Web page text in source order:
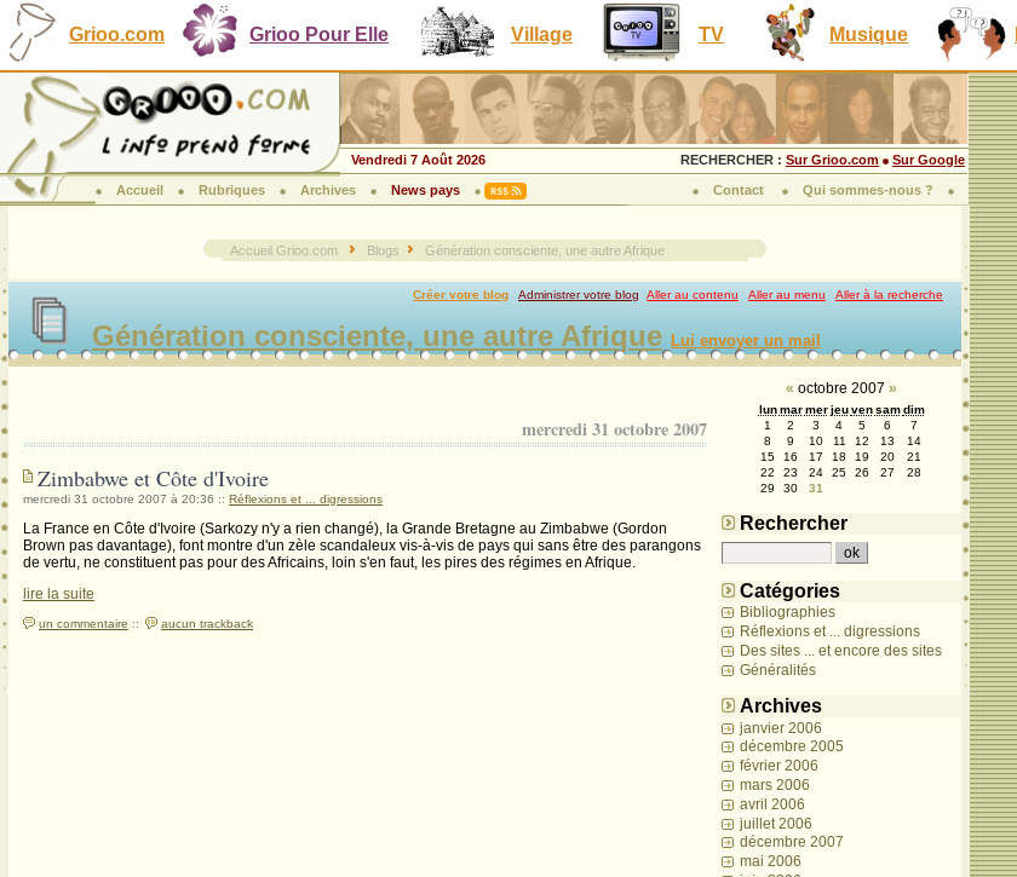
Grioo.com Grioo Pour Elle Village TV Musique
Vendredi 7 Août 2026 RECHERCHER : Sur Grioo.com Sur Google
Accueil Rubriques Archives News pays Contact Qui sommes-nous ?
Accueil Grioo.com Blogs Génération consciente, une autre Afrique
Génération consciente, une autre Afrique Lui envoyer un mail
Créer votre blog Administrer votre blog Aller au contenu Aller au menu Aller à la recherche
mercredi 31 octobre 2007
Zimbabwe et Côte d'Ivoire
mercredi 31 octobre 2007 à 20:36 :: Réflexions et ... digressions
La France en Côte d'Ivoire (Sarkozy n'y a rien changé), la Grande Bretagne au Zimbabwe (Gordon
Brown pas davantage), font montre d'un zèle scandaleux vis-à-vis de pays qui sans être des parangons
de vertu, ne constituent pas pour des Africains, loin s'en faut, les pires des régimes en Afrique.
lire la suite
un commentaire :: aucun trackback
« octobre 2007 »
lun mar mer jeu ven sam dim
1
2 3 4 5 6
7
8
9 10 11 12 13
14
15
16 17 18 19 20
21
22
23 24 25 26 27
28
29
30 31
Rechercher
Catégories
Bibliographies
Réflexions et ... digressions
Des sites ... et encore des sites
Généralités
Archives
janvier 2006
décembre 2005
février 2006
mars 2006
avril 2006
juillet 2006
décembre 2007
mai 2006